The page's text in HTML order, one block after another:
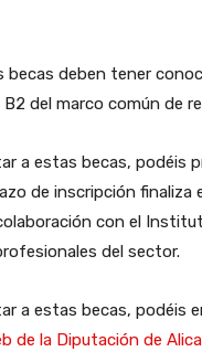
becas deben tener
del marco común de
a estas becas, podéis
de inscripción finaliza
con el
del sector.
a estas becas, podéis
de la Diputación de